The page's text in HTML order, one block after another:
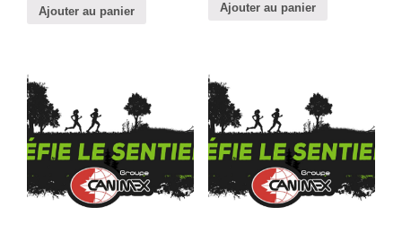
Ajouter au panier Ajouter au panier